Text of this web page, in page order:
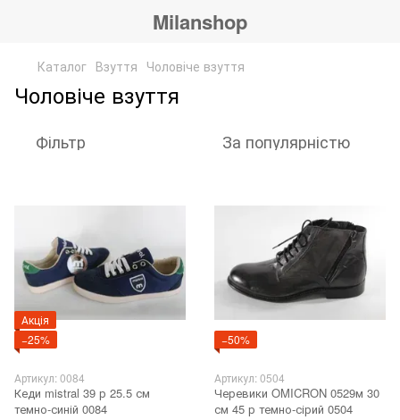
Milanshop
Каталог Взуття Чоловіче взуття
Чоловіче взуття
Фільтр За популярністю
Акція
−25%
Артикул: 0084
Кеди mistral 39 р 25.5 см
темно-синій 0084
−50%
Артикул: 0504
Черевики OMICRON 0529м 30
см 45 р темно-сірий 0504